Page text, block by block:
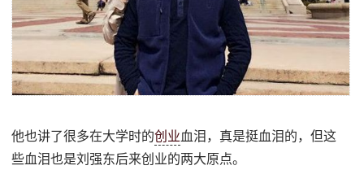
他也讲了很多在大学时的创业血泪，真是挺血泪的，但这
些血泪也是刘强东后来创业的两大原点。